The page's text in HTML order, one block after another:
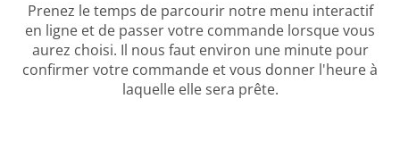
Prenez le temps de parcourir notre menu interactif
en ligne et de passer votre commande lorsque vous
aurez choisi. Il nous faut environ une minute pour
confirmer votre commande et vous donner l'heure à
laquelle elle sera prête.